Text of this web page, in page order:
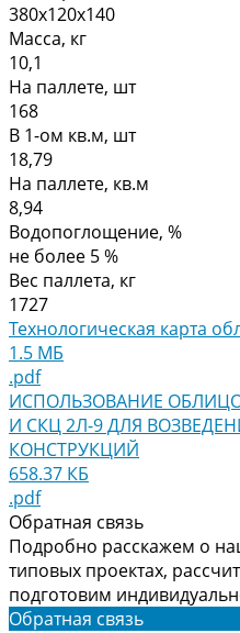
380х120х140
Масса, кг
10,1
На паллете, шт
168
В 1-ом кв.м, шт
18,79
На паллете, кв.м
8,94
Водопоглощение, %
не более 5 %
Вес паллета, кг
1727
Технологическая карта
1.5 МБ
.pdf
ИСПОЛЬЗОВАНИЕ
И СКЦ 2Л-9 ДЛЯ
КОНСТРУКЦИЙ
658.37 КБ
.pdf
Обратная связь
Подробно расскажем о
типовых проектах,
подготовим
Обратная связь